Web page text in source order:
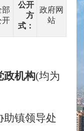
部
开
公开
方
式：
政府网
站
政机构(均为
助镇领导处